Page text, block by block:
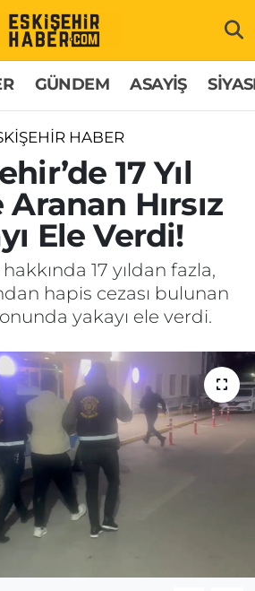
GÜNDEM ASAYİŞ
HABER
17 Yıl
Hırsız
Ele Verdi!
17 yıldan fazla,
hapis cezası bulunan
yakayı ele verdi.
Yoğunluk Haritası
Durumu ve Fikstür